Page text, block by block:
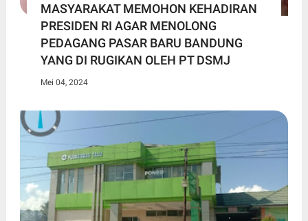
MASYARAKAT MEMOHON KEHADIRAN
PRESIDEN RI AGAR MENOLONG
PEDAGANG PASAR BARU BANDUNG
YANG DI RUGIKAN OLEH PT DSMJ
Mei 04, 2024